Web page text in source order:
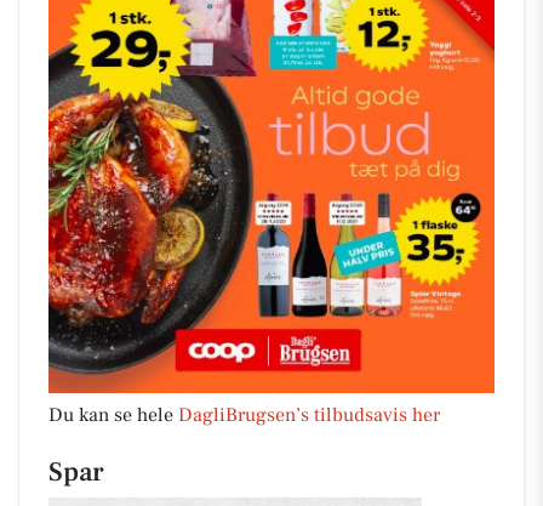
Du kan se hele DagliBrugsen’s tilbudsavis her
Spar